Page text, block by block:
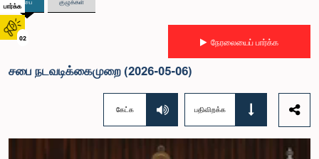
பார்க்க
02 நேரலையைப் பார்க்க
சபை நடவடிக்கைமுறை (2026-05-06)
கேட்க பதிவிறக்க